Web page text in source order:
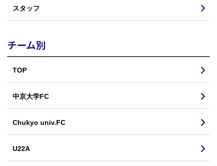
スタッフ
チーム別
TOP
中京大学FC
Chukyo univ.FC
U22A